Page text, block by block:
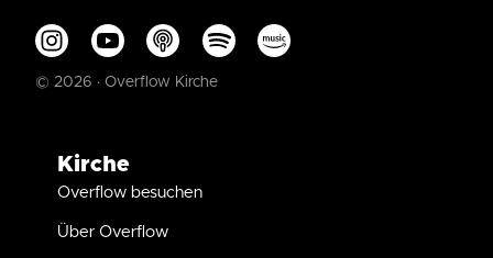
© 2026 · Overflow Kirche
Kirche
Overflow besuchen
Über Overflow